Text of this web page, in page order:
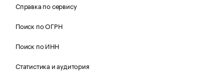
Справка по сервису
Поиск по ОГРН
Поиск по ИНН
Статистика и аудитория